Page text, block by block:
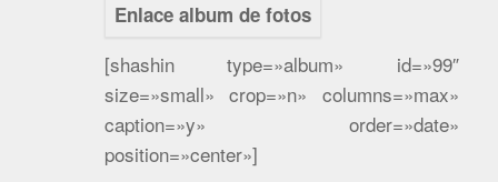
Enlace album de fotos
[shashin type=»album» id=»99″
size=»small» crop=»n» columns=»max»
caption=»y» order=»date»
position=»center»]